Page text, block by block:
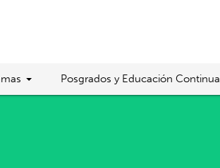
Posgrados y Educación Continua